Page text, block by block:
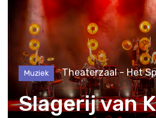
Muziek Theaterzaal - Het
Slagerij van